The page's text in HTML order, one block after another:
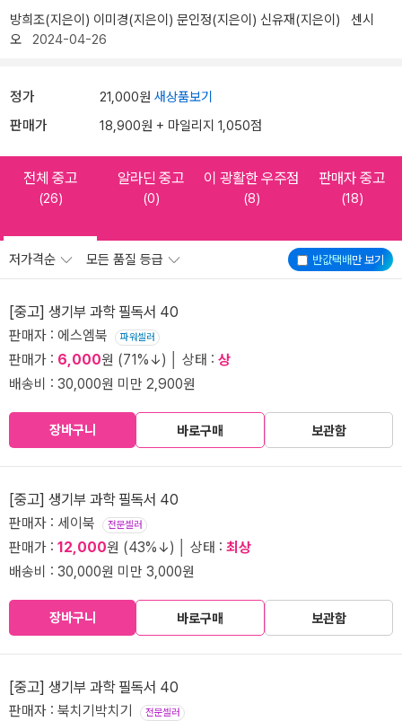
방희조(지은이) 이미경(지은이) 문인정(지은이) 신유재(지은이)
센시
오 2024-04-26
정가 21,000원 새상품보기
판매가 18,900원 + 마일리지 1,050점
전체 중고
(26)
알라딘 중고
(0)
이 광활한 우주점
(8)
판매자 중고
(18)
반값택배만 보기
저가격순 모든 품질 등급
[중고] 생기부 과학 필독서 40
판매자 : 에스엠북 파워셀러
판매가 : 6,000원 (71%↓) │ 상태 : 상
배송비 : 30,000원 미만 2,900원
장바구니 바로구매 보관함
[중고] 생기부 과학 필독서 40
판매자 : 세이북 전문셀러
판매가 : 12,000원 (43%↓) │ 상태 : 최상
배송비 : 30,000원 미만 3,000원
장바구니 바로구매 보관함
[중고] 생기부 과학 필독서 40
판매자 : 북치기박치기 전문셀러